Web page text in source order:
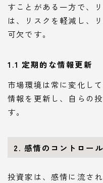
すことがある一方で、
は、リスクを軽減し、
可欠です。
1.1 定期的な情報更新
市場環境は常に変化し
情報を更新し、自らの
す。
2. 感情のコントロール
投資家は、感情に流さ